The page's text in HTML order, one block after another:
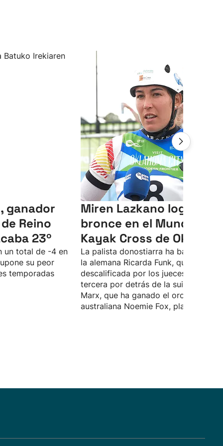
ganador
Reino
23º
un total de -4 en
su peor
temporadas
Miren Lazkano logra el
bronce en el Mundial de
Kayak Cross de
La palista donostiarra ha batallado
la alemana Ricarda Funk, que ha sido
descalificada por los jueces, y
tercera por detrás de la suiza Alena
Marx, que ha ganado el oro, y de la
australiana Noemie Fox, plata.